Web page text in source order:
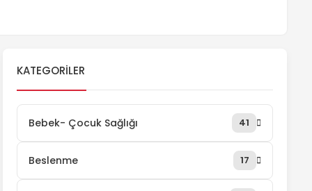
KATEGORILER
Bebek- Çocuk Sağlığı 41
Beslenme 17